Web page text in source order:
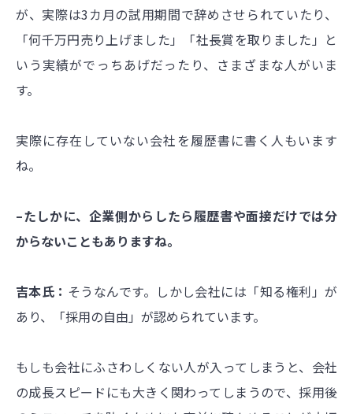
が、実際は3カ月の試用期間で辞めさせられていたり、
「何千万円売り上げました」「社長賞を取りました」と
いう実績がでっちあげだったり、さまざまな人がいま
す。
実際に存在していない会社を履歴書に書く人もいます
ね。
–たしかに、企業側からしたら履歴書や面接だけでは分
からないこともありますね。
吉本氏： そうなんです。しかし会社には「知る権利」が
あり、
「採用の自由 」 が認められています。
もしも会社にふさわしくない人が入ってしまうと、会社
の成長スピードにも大きく関わってしまうので、採用後